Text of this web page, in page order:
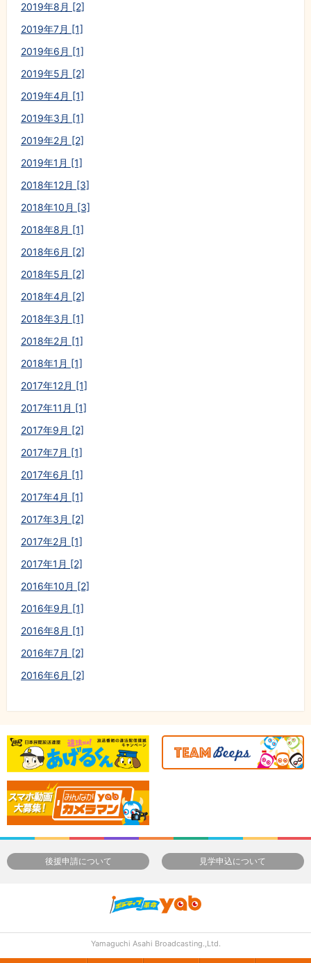
2019年8月 [2]
2019年7月 [1]
2019年6月 [1]
2019年5月 [2]
2019年4月 [1]
2019年3月 [1]
2019年2月 [2]
2019年1月 [1]
2018年12月 [3]
2018年10月 [3]
2018年8月 [1]
2018年6月 [2]
2018年5月 [2]
2018年4月 [2]
2018年3月 [1]
2018年2月 [1]
2018年1月 [1]
2017年12月 [1]
2017年11月 [1]
2017年9月 [2]
2017年7月 [1]
2017年6月 [1]
2017年4月 [1]
2017年3月 [2]
2017年2月 [1]
2017年1月 [2]
2016年10月 [2]
2016年9月 [1]
2016年8月 [1]
2016年7月 [2]
2016年6月 [2]
後援申請について 見学申込について
Yamaguchi Asahi Broadcasting.,Ltd.